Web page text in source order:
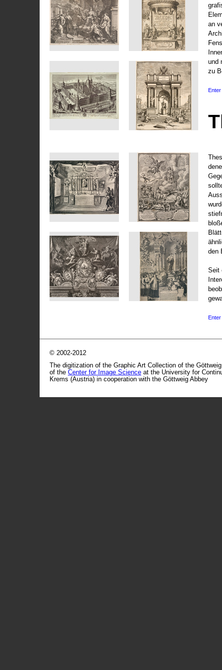
an
und
zu
Enter
den
Seit
© 2002-2012
The digitization of the Graphic Art Collection of the
of the Center for Image Science at the University for
Krems (Austria) in cooperation with the Göttweig Abbey